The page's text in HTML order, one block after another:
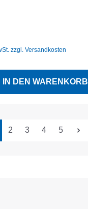
zzgl. Versandkosten
IN DEN WARENKORB
Seite
2 Seite
3 Seite
4 Seite
5